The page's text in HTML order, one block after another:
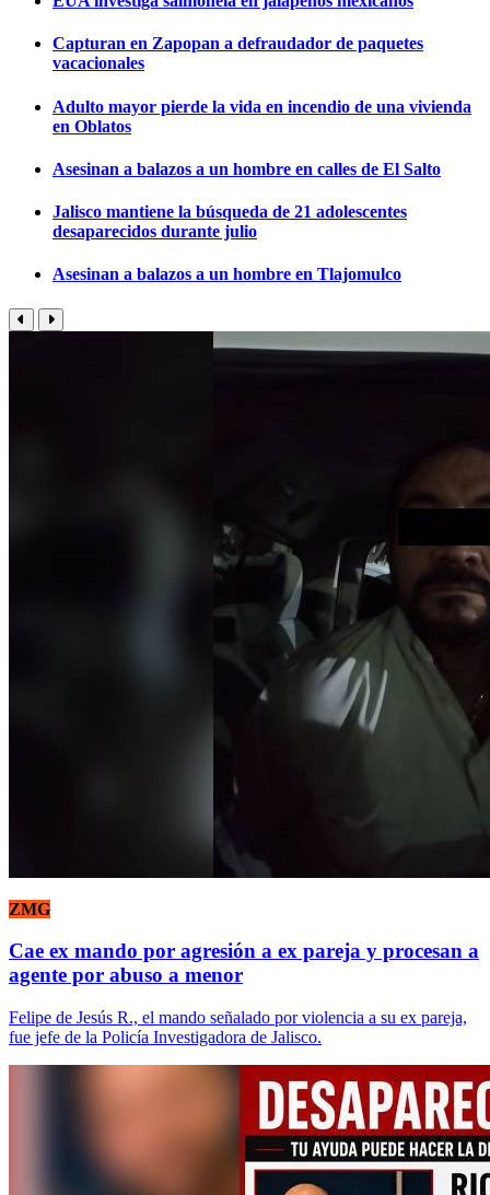
Capturan en Zapopan a defraudador de paquetes
vacacionales
Adulto mayor pierde la vida en incendio de una vivienda
en Oblatos
Asesinan a balazos a un hombre en calles de El Salto
Jalisco mantiene la búsqueda de 21 adolescentes
desaparecidos durante julio
Asesinan a balazos a un hombre en Tlajomulco
ZMG
Cae ex mando por agresión a ex pareja y procesan a
agente por abuso a menor
Felipe de Jesús R., el mando señalado por violencia a su ex pareja,
fue jefe de la Policía Investigadora de Jalisco.